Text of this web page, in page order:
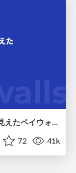
72 41k